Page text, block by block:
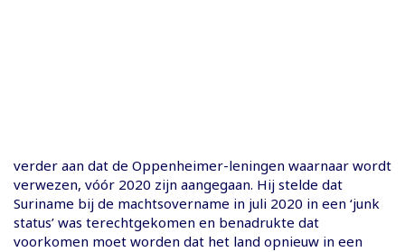
verder aan dat de Oppenheimer-leningen waarnaar wordt
verwezen, vóór 2020 zijn aangegaan. Hij stelde dat
Suriname bij de machtsovername in juli 2020 in een ‘junk
status’ was terechtgekomen en benadrukte dat
voorkomen moet worden dat het land opnieuw in een